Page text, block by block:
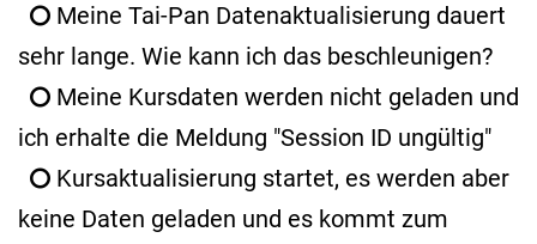
Meine Tai-Pan Datenaktualisierung dauert
sehr lange. Wie kann ich das beschleunigen?
Meine Kursdaten werden nicht geladen und
ich erhalte die Meldung "Session ID ungültig"
Kursaktualisierung startet, es werden aber
keine Daten geladen und es kommt zum